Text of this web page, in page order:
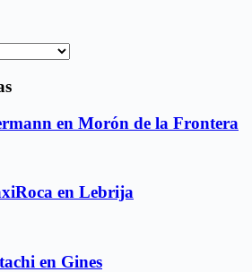
en Morón de la Frontera
en Lebrija
en Gines